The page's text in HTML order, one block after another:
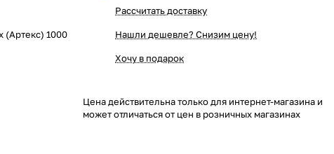
(Артекс) 1000
Рассчитать доставку
Нашли дешевле? Снизим цену!
Хочу в подарок
Цена действительна только для интернет-магазина и
может отличаться от цен в розничных магазинах